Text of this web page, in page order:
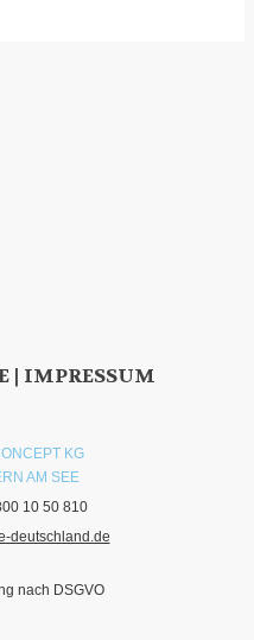
| IMPRESSUM
KG
AM SEE
10 50 810
deutschland.de
nach DSGVO